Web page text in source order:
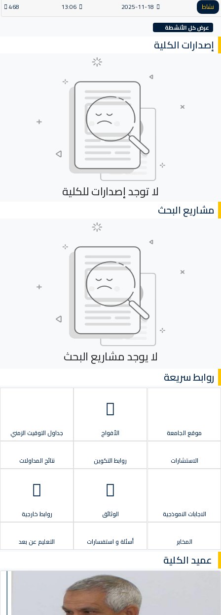
نشاط 2025-11-18
13:06
468
عرض كل الأنشطة
إصدارات الكلية
لا توجد إصدارات للكلية
مشاريع البحث
لا يوجد مشاريع البحث
روابط سريعة
موقع الجامعة الأفواج جداول التوقيت الزمني
الاستشارات روابط التكوين نتائج المداولات
الاجابات النموذجية الوثائق روابط خارجية
المخابر أسئلة و استفسارات التعليم عن بعد
عميد الكلية